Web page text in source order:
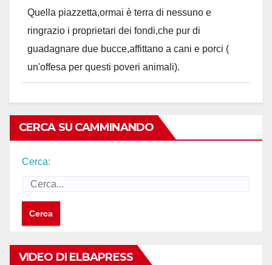
Quella piazzetta,ormai è terra di nessuno e
ringrazio i proprietari dei fondi,che pur di
guadagnare due bucce,affittano a cani e porci (
un'offesa per questi poveri animali).
CERCA SU CAMMINANDO
Cerca:
VIDEO DI ELBAPRESS